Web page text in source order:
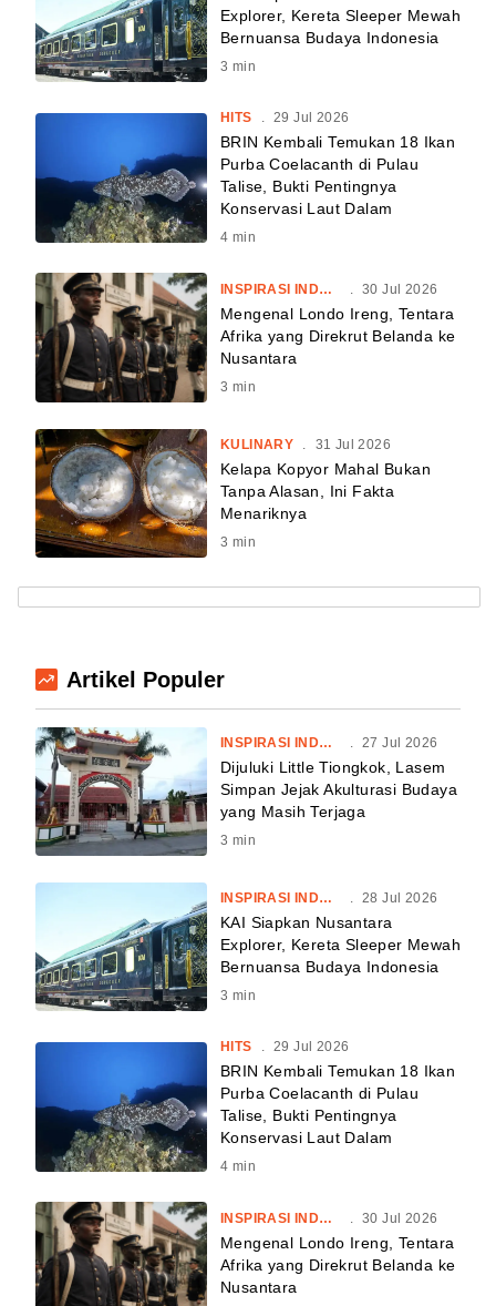
Explorer, Kereta Sleeper Mewah
Bernuansa Budaya Indonesia
3 min
HITS . 29 Jul 2026
BRIN Kembali Temukan 18 Ikan
Purba Coelacanth di Pulau
Talise, Bukti Pentingnya
Konservasi Laut Dalam
4 min
INSPIRASI INDONESIA 30 Jul 2026
Mengenal Londo Ireng, Tentara
Afrika yang Direkrut Belanda ke
Nusantara
3 min
KULINARY 31 Jul 2026
Kelapa Kopyor Mahal Bukan
Tanpa Alasan, Ini Fakta
Menariknya
3 min
Artikel Populer
INSPIRASI INDONESIA . 27 Jul 2026
Dijuluki Little Tiongkok, Lasem
Simpan Jejak Akulturasi Budaya
yang Masih Terjaga
3 min
INSPIRASI INDONESIA . 28 Jul 2026
KAI Siapkan Nusantara
Explorer, Kereta Sleeper Mewah
Bernuansa Budaya Indonesia
3 min
HITS . 29 Jul 2026
BRIN Kembali Temukan 18 Ikan
Purba Coelacanth di Pulau
Talise, Bukti Pentingnya
Konservasi Laut Dalam
4 min
INSPIRASI INDONESIA 30 Jul 2026
Mengenal Londo Ireng, Tentara
Afrika yang Direkrut Belanda ke
Nusantara